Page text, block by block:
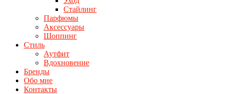
Стайлинг
Парфюмы
Аксессуары
Шоппинг
Стиль
Аутфит
Вдохновение
Бренды
Обо мне
Контакты